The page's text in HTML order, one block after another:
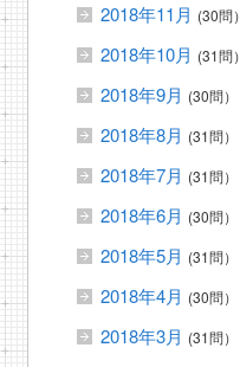
2018年11月 (30問）
2018年10月 (31問）
2018年9月 (30問）
2018年8月 (31問）
2018年7月 (31問）
2018年6月 (30問）
2018年5月 (31問）
2018年4月 (30問）
2018年3月 (31問）